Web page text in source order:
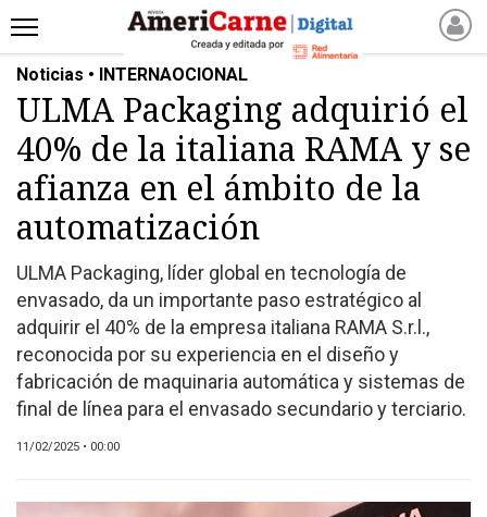
INICIO
NOTICIAS RECIENTES
NOTICIAS
ARTICULOS
PRODUCCIÓN
PROCESO
PRODUCTO
NUEVOS PRODUCTOS
MARKETPLACE
REVISTAS
REVISTAS
CATÁLOGO DE CORTES
EVENTOS Y
Noticias • INTERNAOCIONAL
ULMA Packaging adquirió el
40% de la italiana RAMA y se
afianza en el ámbito de la
automatización
ULMA Packaging, líder global en tecnología de
envasado, da un importante paso estratégico al
adquirir el 40% de la empresa italiana RAMA S.r.l.,
reconocida por su experiencia en el diseño y
fabricación de maquinaria automática y sistemas de
final de línea para el envasado secundario y terciario.
11/02/2025 • 00:00